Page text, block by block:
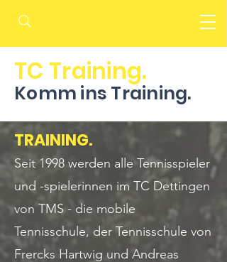
Komm ins Training.
TC Training.
TRAINING.
Seit 1998 werden alle Tennisspieler
und -spielerinnen im TC Dettingen
von TMS - die mobile
Tennisschule, der Tennisschule von
Frercks Hartwig und Andreas